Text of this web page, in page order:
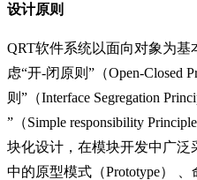
设计原则
QRT软件系统以面向对象为
虑“开-闭原则”（Open-Closed
则”（Interface Segregation
”（Simple responsibility
块化设计，在模块开发中广泛
中的原型模式（Prototype）